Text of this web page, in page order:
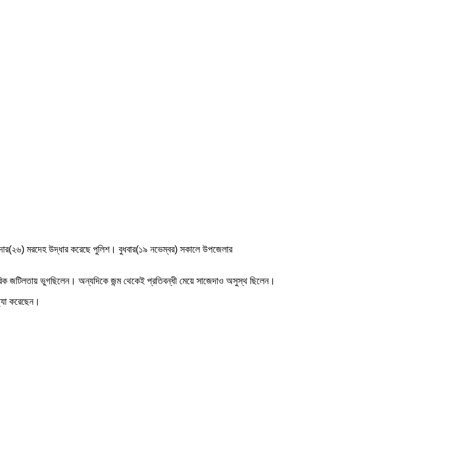
মরদেহ উদ্ধার করেছে পুলিশ। বুধবার(১৯ নভেম্বর) সকালে উপজেলার
জটিলতায় ভুগছিলেন। অন্যদিকে জন্ম থেকেই প্রতিবন্ধী মেয়ে সাজেদাও অসুস্থ ছিলেন।
করেছেন।